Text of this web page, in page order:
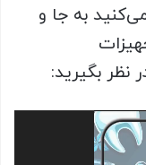
به جا و
نظر بگیرید: